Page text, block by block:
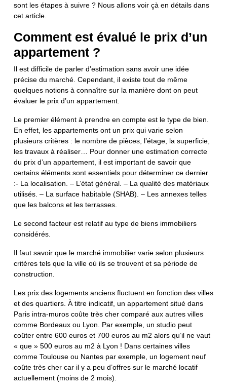
sont les étapes à suivre ? Nous allons voir çà en détails dans
cet article.
Comment est évalué le prix d’un
appartement ?
Il est difficile de parler d’estimation sans avoir une idée
précise du marché. Cependant, il existe tout de même
quelques notions à connaître sur la manière dont on peut
évaluer le prix d’un appartement.
Le premier élément à prendre en compte est le type de bien.
En effet, les appartements ont un prix qui varie selon
plusieurs critères : le nombre de pièces, l’étage, la superficie,
les travaux à réaliser… Pour donner une estimation correcte
du prix d’un appartement, il est important de savoir que
certains éléments sont essentiels pour déterminer ce dernier
:- La localisation. – L’état général. – La qualité des matériaux
utilisés. – La surface habitable (SHAB). – Les annexes telles
que les balcons et les terrasses.
Le second facteur est relatif au type de biens immobiliers
considérés.
Il faut savoir que le marché immobilier varie selon plusieurs
critères tels que la ville où ils se trouvent et sa période de
construction.
Les prix des logements anciens fluctuent en fonction des villes
et des quartiers. À titre indicatif, un appartement situé dans
Paris intra-muros coûte très cher comparé aux autres villes
comme Bordeaux ou Lyon. Par exemple, un studio peut
coûter entre 600 euros et 700 euros au m2 alors qu’il ne vaut
« que » 500 euros au m2 à Lyon ! Dans certaines villes
comme Toulouse ou Nantes par exemple, un logement neuf
coûte très cher car il y a peu d’offres sur le marché locatif
actuellement (moins de 2 mois).